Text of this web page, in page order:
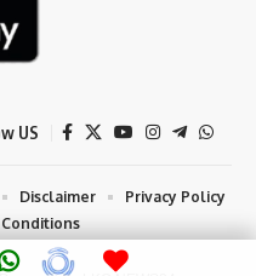
US
Disclaimer
Privacy Policy